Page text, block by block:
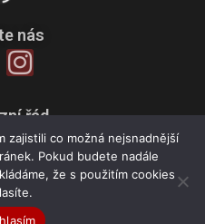
nás
řád
údajů
podmínky
zajistili co možná nejsnadnější
Pokud budete nadále
že s použitím cookies